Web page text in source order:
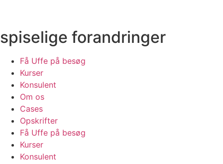
indhold
spiselige forandringer
Få Uffe på besøg
Kurser
Konsulent
Om os
Cases
Opskrifter
Få Uffe på besøg
Kurser
Konsulent